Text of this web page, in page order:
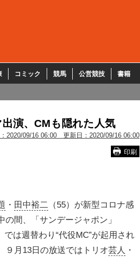
コミック 競馬 公営競技 書籍
演、CMも隠れた人気
2020/09/16 06:00 更新日： 2020/09/16 06:00
印刷
・ 田中裕二 （55）が新型コロナ感
の間、「サンデージャポン」
では週替わり“代役MC”が起用され
９月13日の放送ではトリオ芸人 ・